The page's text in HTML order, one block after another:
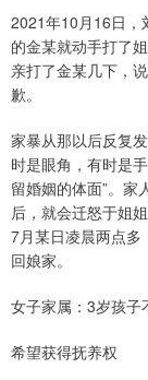
2021年10月16日，
的金某就动手打了
亲打了金某几下，
歉。
家暴从那以后反复
时是眼角，有时是
留婚姻的体面”。家
后，就会迁怒于姐
7月某日凌晨两点多
回娘家。
女子家属：3岁孩子
希望获得抚养权